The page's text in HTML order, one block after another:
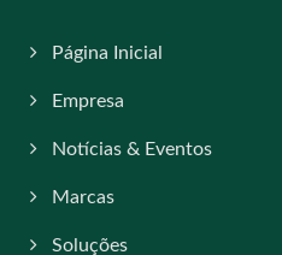
Página Inicial
Empresa
Notícias & Eventos
Marcas
Soluções